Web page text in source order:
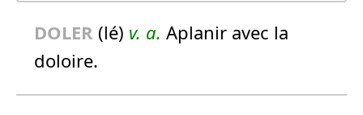
DOLER (lé) v. a. Aplanir avec la
doloire.